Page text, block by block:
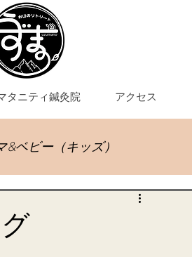
タニティ鍼灸院 アクセス
&ベビー（キッズ）